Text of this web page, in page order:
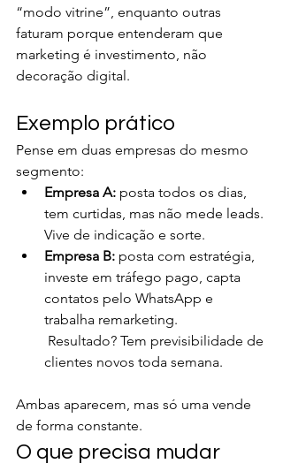
“modo vitrine”, enquanto outras
faturam porque entenderam que
marketing é investimento, não
decoração digital.
Exemplo prático
Pense em duas empresas do mesmo
segmento:
Empresa A: posta todos os dias,
tem curtidas, mas não mede leads.
Vive de indicação e sorte.
Empresa B: posta com estratégia,
investe em tráfego pago, capta
contatos pelo WhatsApp e
trabalha remarketing.
clientes novos toda semana.
Ambas aparecem, mas só uma vende
de forma constante.
O que precisa mudar